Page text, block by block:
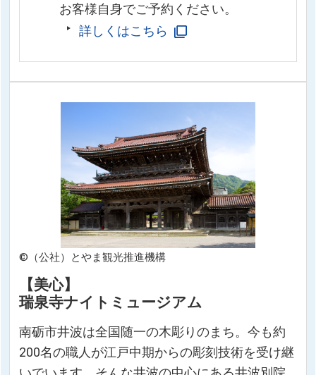
お客様自身でご予約ください。
詳しくはこちら
©（公社）とやま観光推進機構
【美心】
瑞泉寺ナイトミュージアム
南砺市井波は全国随一の木彫りのまち。今も約
200名の職人が江戸中期からの彫刻技術を受け継